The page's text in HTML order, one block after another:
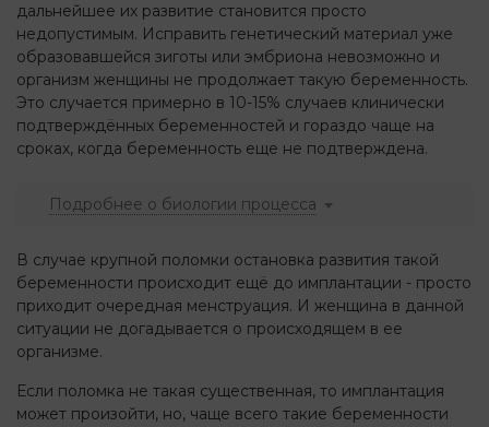
дальнейшее их развитие становится просто
недопустимым. Исправить генетический материал уже
образовавшейся зиготы или эмбриона невозможно и
организм женщины не продолжает такую беременность.
Это случается примерно в 10-15% случаев клинически
подтверждённых беременностей и гораздо чаще на
сроках, когда беременность еще не подтверждена.
Подробнее о биологии процесса
В случае крупной поломки остановка развития такой
беременности происходит ещё до имплантации - просто
приходит очередная менструация. И женщина в данной
ситуации не догадывается о происходящем в ее
организме.
Если поломка не такая существенная, то имплантация
может произойти, но, чаще всего такие беременности